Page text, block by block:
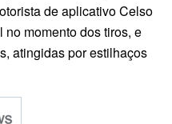
de aplicativo Celso
momento dos tiros, e
atingidas por estilhaços